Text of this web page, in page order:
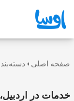
صفحه اصلی
خدمات در